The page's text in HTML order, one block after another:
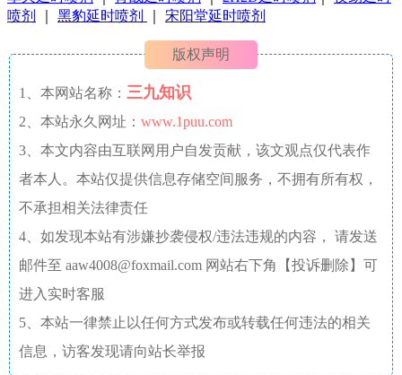
喷剂
黑豹延时喷剂 宋阳堂延时喷剂
版权声明
1、本网站名称： 三九知识
2、本站永久网址： www.1puu.com
3、本文内容由互联网用户自发贡献，该文观点仅代表作
者本人。本站仅提供信息存储空间服务，不拥有所有权，
不承担相关法律责任
4、如发现本站有涉嫌抄袭侵权/违法违规的内容， 请发送
邮件至 aaw4008@foxmail.com 网站右下角【投诉删除】可
进入实时客服
5、本站一律禁止以任何方式发布或转载任何违法的相关
信息，访客发现请向站长举报